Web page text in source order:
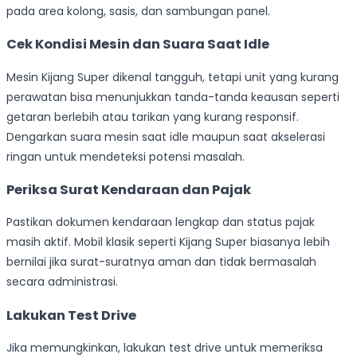
pada area kolong, sasis, dan sambungan panel.
Cek Kondisi Mesin dan Suara Saat Idle
Mesin Kijang Super dikenal tangguh, tetapi unit yang kurang
perawatan bisa menunjukkan tanda-tanda keausan seperti
getaran berlebih atau tarikan yang kurang responsif.
Dengarkan suara mesin saat idle maupun saat akselerasi
ringan untuk mendeteksi potensi masalah.
Periksa Surat Kendaraan dan Pajak
Pastikan dokumen kendaraan lengkap dan status pajak
masih aktif. Mobil klasik seperti Kijang Super biasanya lebih
bernilai jika surat-suratnya aman dan tidak bermasalah
secara administrasi.
Lakukan Test Drive
Jika memungkinkan, lakukan test drive untuk memeriksa